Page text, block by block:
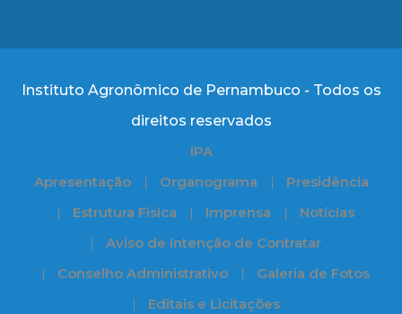
Instituto Agronômico de Pernambuco - Todos os
direitos reservados
IPA
Apresentação
Organograma
Presidência
Estrutura Física
Imprensa
Notícias
Aviso de Intenção de Contratar
Conselho Administrativo
Galeria de Fotos
Editais e Licitações